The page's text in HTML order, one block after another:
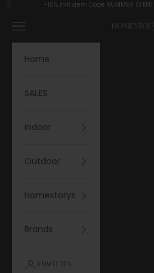
Zum Inhalt springen
Zurück -15% mit dem Code SUMMER
Menü
Home
SALES
Indoor
Outdoor
Homestorys
Brands
ANMELDEN